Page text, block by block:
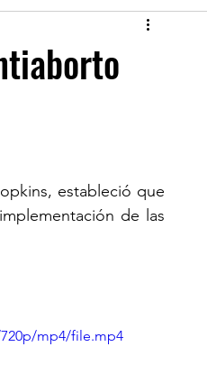
TECNOLOGIA
estableció que
de las
720p/mp4/file.mp4